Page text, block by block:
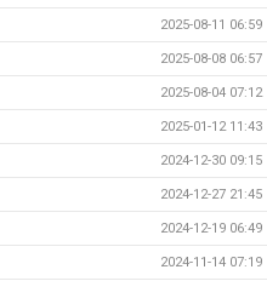
2025-08-11 06:59
2025-08-08 06:57
2025-08-04 07:12
2025-01-12 11:43
2024-12-30 09:15
2024-12-27 21:45
2024-12-19 06:49
2024-11-14 07:19